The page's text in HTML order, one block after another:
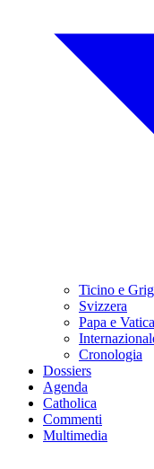
Ticino e
Svizzera
Papa e
Cronologia
Dossiers
Agenda
Catholica
Commenti
Multimedia